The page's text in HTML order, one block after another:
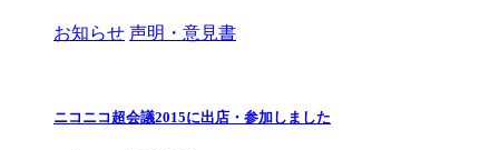
お知らせ 声明・意見書
ニコニコ超会議2015に出店・参加しました